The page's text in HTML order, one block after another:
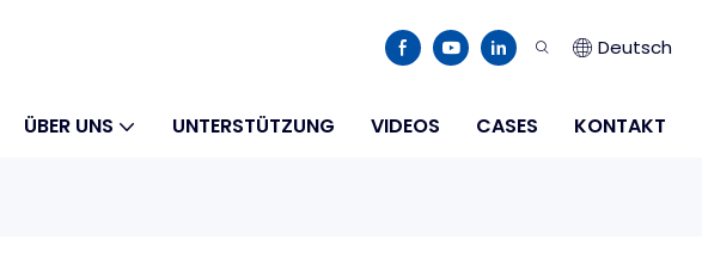
Deutsch
ÜBER UNS UNTERSTÜTZUNG VIDEOS CASES KONTAKT